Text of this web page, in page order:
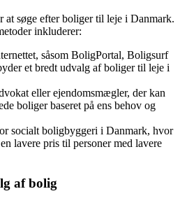
at søge efter boliger til leje i Danmark.
inkluderer:
såsom BoligPortal, Boligsurf
et bredt udvalg af boliger til leje i
eller ejendomsmægler, der kan
boliger baseret på ens behov og
socialt boligbyggeri i Danmark, hvor
lavere pris til personer med lavere
af bolig